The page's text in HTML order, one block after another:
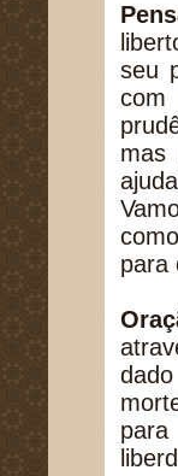
seu
com
mas
para